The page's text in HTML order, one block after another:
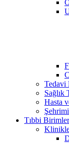
Tedavi
Sağlık
Hasta
Tıbbi Birimler